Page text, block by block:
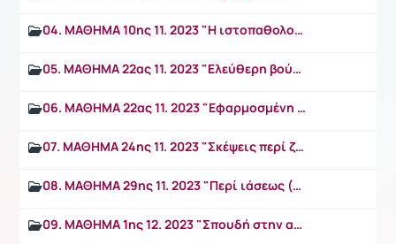
04. ΜΑΘΗΜΑ 10ης 11. 2023 "H ιστοπαθολογία παράθυρο στις εικαστικές τέχνες."
05. ΜΑΘΗΜΑ 22ας 11. 2023 "Ελεύθερη βούληση - Αυτεξούσιο"
06. ΜΑΘΗΜΑ 22ας 11. 2023 "Εφαρμοσμένη ηθική - Ωφελιμισμός"
07. ΜΑΘΗΜΑ 24ης 11. 2023 "Σκέψεις περί ζωής και θανάτου στην βυζαντινή διανόηση."
08. MAΘΗΜΑ 29ης 11. 2023 "Περί ιάσεως (Πατέρες της Εκκλησίας)."
09. ΜΑΘΗΜΑ 1ης 12. 2023 "Σπουδή στην ανθρώπινη επιθετικότητα και ευαισθησία: "O Δρόμος (La Strada)" του Φεντερίκο Φελίνι (1954) και η μουσική του Νίνο Ρότα για την ταινία και την ομώνυμη σουίτα μπαλέτου."